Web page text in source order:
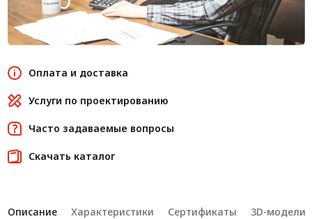
Оплата и доставка
Услуги по проектированию
Часто задаваемые вопросы
Скачать каталог
Описание Характеристики Сертификаты 3D-модели